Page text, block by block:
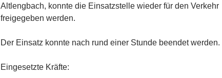
Altlengbach, konnte die Einsatzstelle wieder für den Verkehr
freigegeben werden.
Der Einsatz konnte nach rund einer Stunde beendet werden.
Eingesetzte Kräfte: